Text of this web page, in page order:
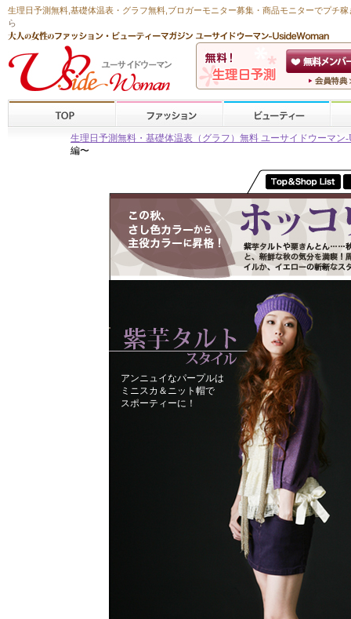
生理日予測無料 基礎体温表・グラフ無料 ,ブロガーモニター募集・商品モニターでプチ稼
ら
生理日予測無料・基礎体温表（グラフ）無料 ユーサイドウーマン-
編〜
アンニュイなパープルは
ミニスカ＆ニット帽で
スポーティーに！